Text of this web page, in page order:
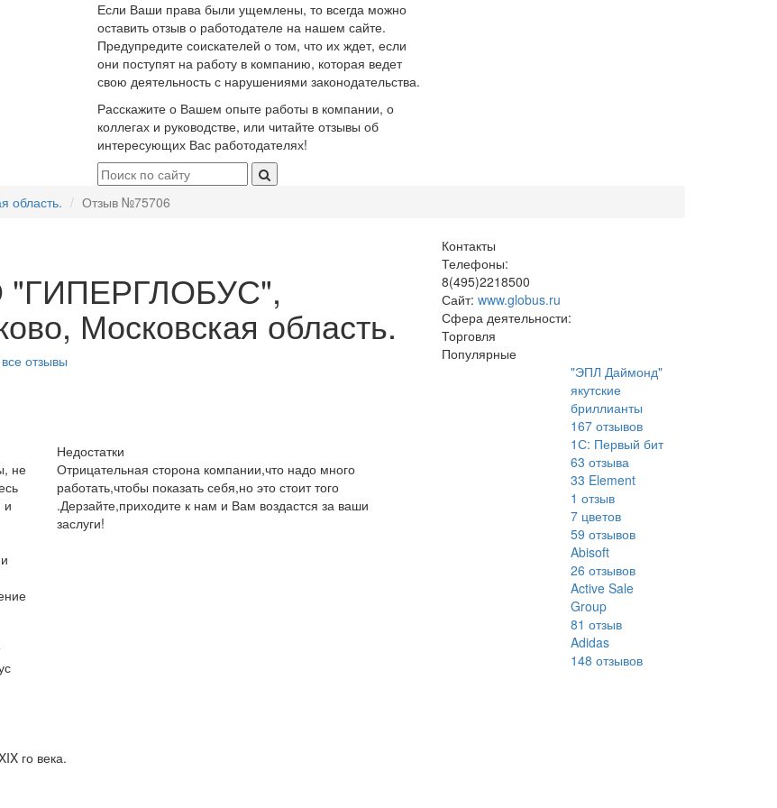
Если Ваши права были ущемлены, то всегда можно
оставить отзыв о работодателе на нашем сайте.
Предупредите соискателей о том, что их ждет, если
они поступят на работу в компанию, которая ведет
свою деятельность с нарушениями законодательства.
Расскажите о Вашем опыте работы в компании, о
коллегах и руководстве, или читайте отзывы об
интересующих Вас работодателях!
область. Отзыв №75706
Московская область.
отзывы
не
и
Недостатки
Отрицательная сторона компании,что надо много
работать,чтобы показать себя,но это стоит того
.Дерзайте,приходите к нам и Вам воздастся за ваши
заслуги!
го века.
Контакты
Телефоны:
8(495)2218500
Сайт: www.globus.ru
Сфера деятельности:
Торговля
Популярные
"ЭПЛ Даймонд"
якутские
бриллианты
167отзывов
1С: Первый бит
63 отзыва
33 Element
1 отзыв
7 цветов
59 отзывов
Abisoft
26 отзывов
Active Sale
Group
81 отзыв
Adidas
148 отзывов